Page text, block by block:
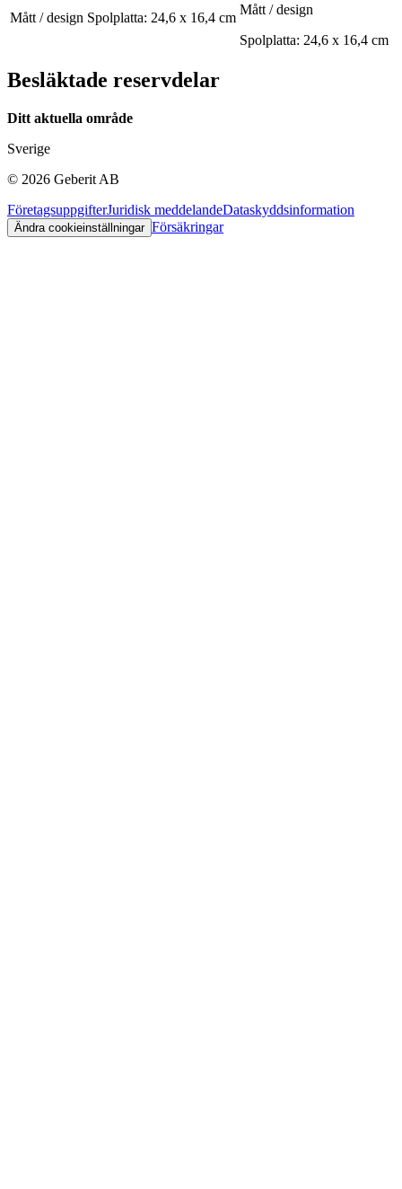
Mått / design Spolplatta: 24,6 x 16,4 cm
Mått / design
Spolplatta: 24,6 x 16,4 cm
Besläktade reservdelar
Ditt aktuella område
Sverige
© 2026 Geberit AB
FöretagsuppgifterJuridisk meddelandeDataskyddsinformation
Ändra cookieinställningar Försäkringar